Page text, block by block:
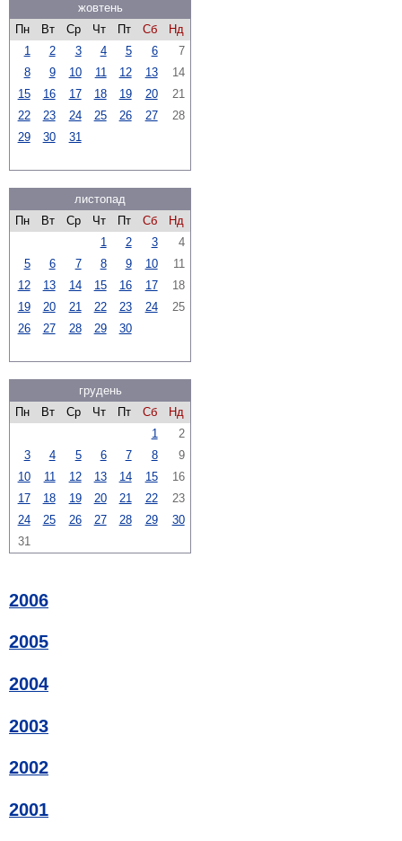
жовтень
Пн
Вт Ср Чт Пт Сб
Нд
1
2 3 4 5 6
7
8
9 10 11 12 13
14
15
16 17 18 19 20
21
22
23 24 25 26 27
28
29
30 31
листопад
Пн
Вт Ср Чт Пт Сб
Нд
1
2 3
4
5
6 7 8 9 10
11
12
13 14 15 16 17
18
19
20 21 22 23 24
25
26
27 28 29 30
грудень
Пн
Вт Ср Чт Пт Сб
Нд
1
2
3
4 5 6 7 8
9
10
11 12 13 14 15
16
17
18 19 20 21 22
23
24
25 26 27 28 29
30
31
2006
2005
2004
2003
2002
2001